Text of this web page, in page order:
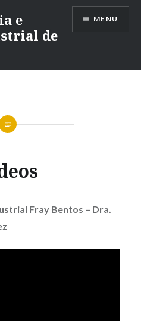
e
de
MENU
Fray Bentos – Dra.